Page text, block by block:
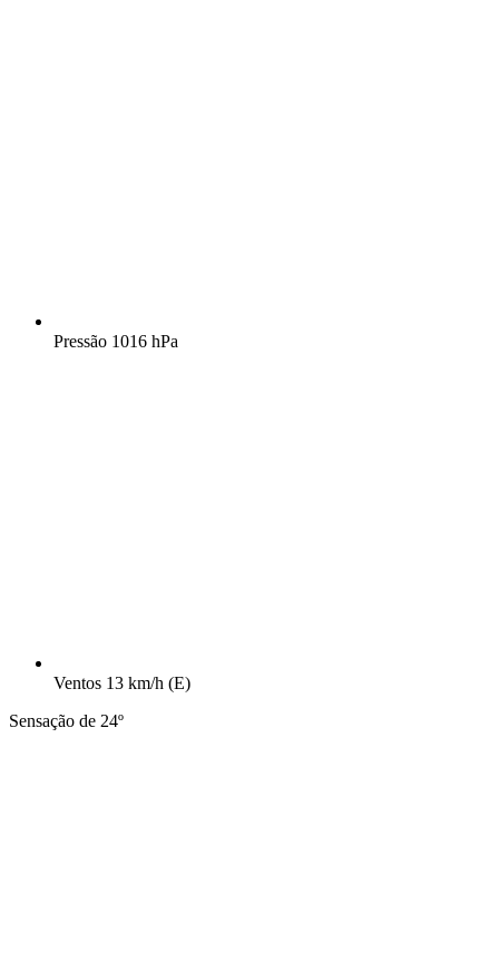
Pressão 1016 hPa
Ventos 13 km/h (E)
Sensação de 24º